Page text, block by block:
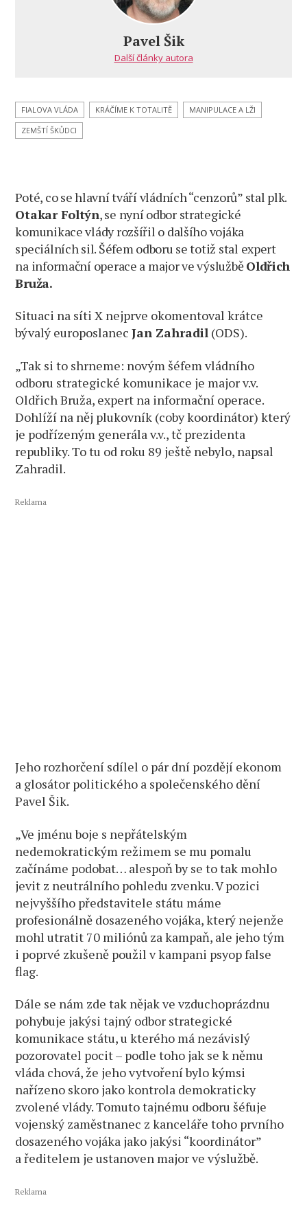
Pavel Šik
Další články autora
FIALOVA VLÁDA KRÁČÍME K TOTALITĚ
MANIPULACE A LŽI
ZEMŠTÍ ŠKŮDCI
Poté, co se hlavní tváří vládních “cenzorů” stal plk.
Otakar Foltýn, se nyní odbor strategické
komunikace vlády rozšířil o dalšího vojáka
speciálních sil. Šéfem odboru se totiž stal expert
na informační operace a major ve výslužběOldřich
Bruža.
Situaci na síti X nejprve okomentoval krátce
bývalý europoslanecJan Zahradil (ODS).
„Tak si to shrneme: novým šéfem vládního
odboru strategické komunikace je major v.v.
Oldřich Bruža, expert na informační operace.
Dohlíží na něj plukovník (coby koordinátor) který
je podřízeným generála v.v., tč prezidenta
republiky. To tu od roku 89 ještě nebylo, napsal
Zahradil.
Reklama
Jeho rozhorčení sdílel o pár dní pozdějí ekonom
a glosátor politického a společenského dění
Pavel Šik.
„Ve jménu boje s nepřátelským
nedemokratickým režimem se mu pomalu
začínáme podobat… alespoň by se to tak mohlo
jevit z neutrálního pohledu zvenku. V pozici
nejvyššího představitele státu máme
profesionálně dosazeného vojáka, který nejenže
mohl utratit 70 miliónů za kampaň, ale jeho tým
i poprvé zkušeně použil v kampani psyop false
flag.
Dále se nám zde tak nějak ve vzduchoprázdnu
pohybuje jakýsi tajný odbor strategické
komunikace státu, u kterého má nezávislý
pozorovatel pocit – podle toho jak se k němu
vláda chová, že jeho vytvoření bylo kýmsi
nařízeno skoro jako kontrola demokraticky
zvolené vlády. Tomuto tajnému odboru šéfuje
vojenský zaměstnanec z kanceláře toho prvního
dosazeného vojáka jako jakýsi “koordinátor”
a ředitelem je ustanoven major ve výslužbě.
Reklama